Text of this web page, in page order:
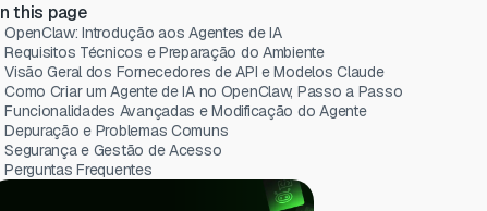
this page
OpenClaw: Introdução aos Agentes de IA
Requisitos Técnicos e Preparação do Ambiente
Visão Geral dos Fornecedores de API e Modelos Claude
Como Criar um Agente de IA no OpenClaw, Passo a Passo
Funcionalidades Avançadas e Modificação do Agente
Depuração e Problemas Comuns
Segurança e Gestão de Acesso
Perguntas Frequentes